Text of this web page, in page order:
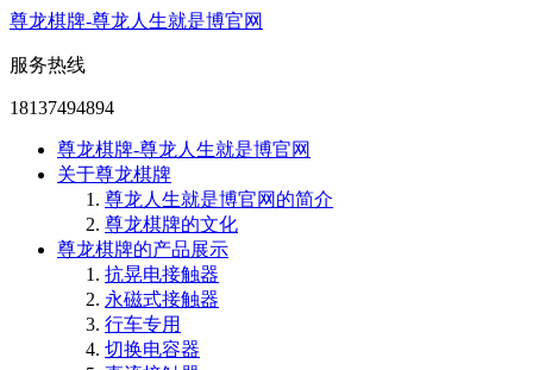
尊龙棋牌-尊龙人生就是博官网
服务热线
18137494894
尊龙棋牌-尊龙人生就是博官网
关于尊龙棋牌
尊龙人生就是博官网的简介
尊龙棋牌的文化
尊龙棋牌的产品展示
抗晃电接触器
永磁式接触器
行车专用
切换电容器